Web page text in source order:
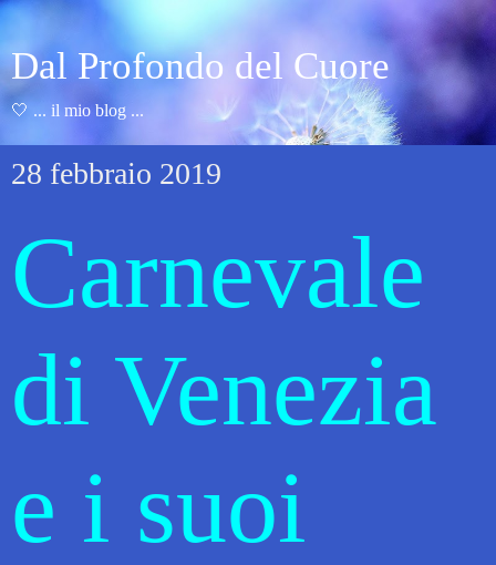
Dal Profondo del Cuore
🤍 ... il mio blog ...
28 febbraio 2019
Carnevale
di Venezia
e i suoi